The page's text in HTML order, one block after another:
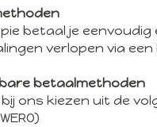
betaal je
verlopen via
betaalmethoden
ons kiezen uit de